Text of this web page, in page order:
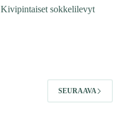
Kivipintaiset sokkelilevyt
SEURAAVA